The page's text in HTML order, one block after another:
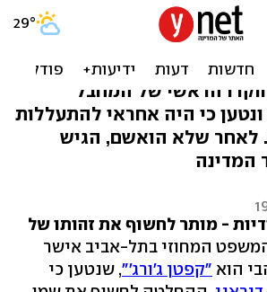
זהו "קפטן
חוקרו הראשי של המחבל
כי היה אחראי להתעללות
לאחר שלא הואשם, הגיש
המדינה
- מותר לחשוף את זהותו של
המחוזי בתל-אביב אישר
הוא "קפטן ג'ורג'", שנטען כי